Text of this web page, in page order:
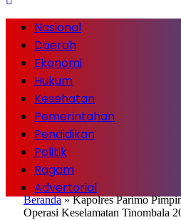
Nasional
Daerah
Ekonomi
Hukum
Kesehatan
Pemerintahan
Pendidikan
Politik
Ragam
Advertorial
Beranda»Kapolres Parimo
Operasi Keselamatan Tinombala